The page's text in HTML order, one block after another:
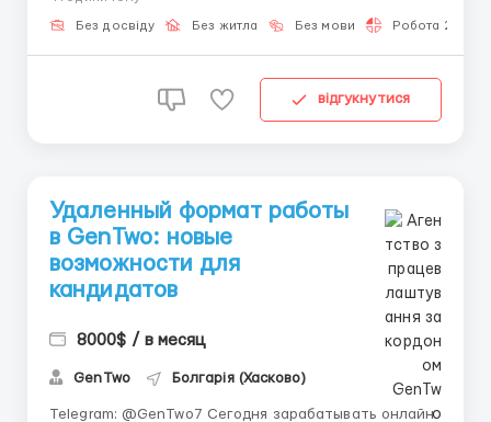
специалисты, умеющие работать удалённо,
становятся особенно востребованными. Если вы
Без досвіду Без житла Без мови Робота 2-3
відгукнутися
Удаленный формат работы
в GenTwo: новые
возможности для
кандидатов
8000$ / в месяц
GenTwo Болгарія (Хасково)
Telegram: @GenTwo7 Сегодня зарабатывать онлайн